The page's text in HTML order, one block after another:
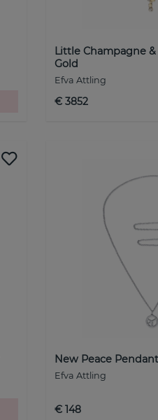
Little Champagne
Gold
Efva Attling
€ 3852
New Peace
Efva Attling
€ 148